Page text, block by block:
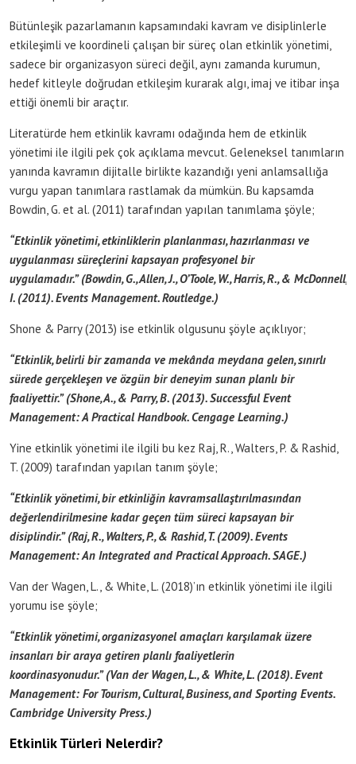
Bütünleşik pazarlamanın kapsamındaki kavram ve disiplinlerle
etkileşimli ve koordineli çalışan bir süreç olan etkinlik yönetimi,
sadece bir organizasyon süreci değil, aynı zamanda kurumun,
hedef kitleyle doğrudan etkileşim kurarak algı, imaj ve itibar inşa
ettiği önemli bir araçtır.
Literatürde hem etkinlik kavramı odağında hem de etkinlik
yönetimi ile ilgili pek çok açıklama mevcut. Geleneksel tanımların
yanında kavramın dijitalle birlikte kazandığı yeni anlamsallığa
vurgu yapan tanımlara rastlamak da mümkün. Bu kapsamda
Bowdin, G. et al. (2011) tarafından yapılan tanımlama şöyle;
“Etkinlik yönetimi, etkinliklerin planlanması, hazırlanması ve
uygulanması süreçlerini kapsayan profesyonel bir
uygulamadır.” (Bowdin, G., Allen, J., O’Toole, W., Harris, R., & McDonnell,
I. (2011). Events Management. Routledge.)
Shone & Parry (2013) ise etkinlik olgusunu şöyle açıklıyor;
“Etkinlik, belirli bir zamanda ve mekânda meydana gelen, sınırlı
sürede gerçekleşen ve özgün bir deneyim sunan planlı bir
faaliyettir.” (Shone, A., & Parry, B. (2013). Successful Event
Management: A Practical Handbook. Cengage Learning.)
Yine etkinlik yönetimi ile ilgili bu kez Raj, R., Walters, P. & Rashid,
T. (2009) tarafından yapılan tanım şöyle;
“Etkinlik yönetimi, bir etkinliğin kavramsallaştırılmasından
değerlendirilmesine kadar geçen tüm süreci kapsayan bir
disiplindir.” (Raj, R., Walters, P., & Rashid, T. (2009). Events
Management: An Integrated and Practical Approach. SAGE.)
Van der Wagen, L., & White, L. (2018)’ın etkinlik yönetimi ile ilgili
yorumu ise şöyle;
“Etkinlik yönetimi, organizasyonel amaçları karşılamak üzere
insanları bir araya getiren planlı faaliyetlerin
koordinasyonudur.” (Van der Wagen, L., & White, L. (2018). Event
Management: For Tourism, Cultural, Business, and Sporting Events.
Cambridge University Press.)
Etkinlik Türleri Nelerdir?